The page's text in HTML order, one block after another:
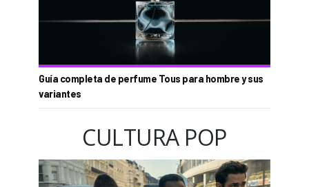
Guía completa de perfume Tous para hombre y sus
variantes
CULTURA POP